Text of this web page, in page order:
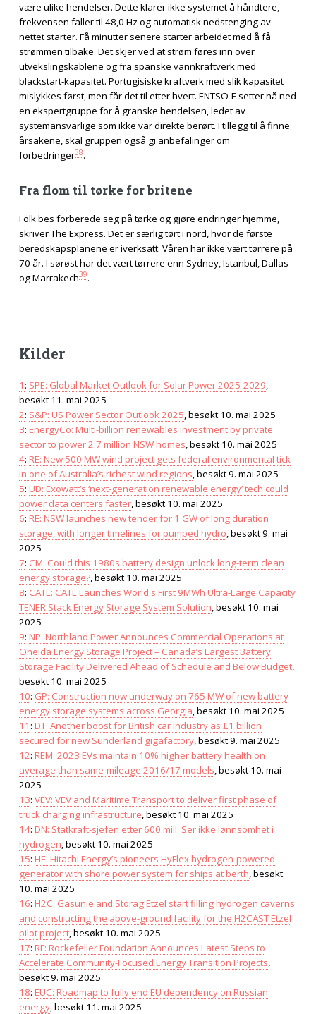
være ulike hendelser. Dette klarer ikke systemet å håndtere,
frekvensen faller til 48,0 Hz og automatisk nedstenging av
nettet starter. Få minutter senere starter arbeidet med å få
strømmen tilbake. Det skjer ved at strøm føres inn over
utvekslingskablene og fra spanske vannkraftverk med
blackstart-kapasitet. Portugisiske kraftverk med slik kapasitet
mislykkes først, men får det til etter hvert. ENTSO-E setter nå ned
en ekspertgruppe for å granske hendelsen, ledet av
systemansvarlige som ikke var direkte berørt. I tillegg til å finne
årsakene, skal gruppen også gi anbefalinger om
forbedringer38.
Fra flom til tørke for britene
Folk bes forberede seg på tørke og gjøre endringer hjemme,
skriver The Express. Det er særlig tørt i nord, hvor de første
beredskapsplanene er iverksatt. Våren har ikke vært tørrere på
70 år. I sørøst har det vært tørrere enn Sydney, Istanbul, Dallas
og Marrakech39.
Kilder
1 : SPE: Global Market Outlook for Solar Power 2025-2029,
besøkt 11. mai 2025
2: S&P: US Power Sector Outlook 2025, besøkt 10. mai 2025
3: EnergyCo: Multi-billion renewables investment by private
sector to power 2.7 million NSW homes, besøkt 10. mai 2025
4: RE: New 500 MW wind project gets federal environmental tick
in one of Australia’s richest wind regions, besøkt 9. mai 2025
5: UD: Exowatt’s ‘next-generation renewable energy’ tech could
power data centers faster, besøkt 10. mai 2025
6: RE: NSW launches new tender for 1 GW of long duration
storage, with longer timelines for pumped hydro, besøkt 9. mai
2025
7: CM: Could this 1980s battery design unlock long-term clean
energy storage?, besøkt 10. mai 2025
8: CATL: CATL Launches World's First 9MWh Ultra-Large Capacity
TENER Stack Energy Storage System Solution, besøkt 10. mai
2025
9: NP: Northland Power Announces Commercial Operations at
Oneida Energy Storage Project – Canada’s Largest Battery
Storage Facility Delivered Ahead of Schedule and Below Budget,
besøkt 10. mai 2025
10: GP: Construction now underway on 765 MW of new battery
energy storage systems across Georgia, besøkt 10. mai 2025
11 : DT: Another boost for British car industry as £1 billion
secured for new Sunderland gigafactory, besøkt 9. mai 2025
12: REM: 2023 EVs maintain 10% higher battery health on
average than same-mileage 2016/17 models, besøkt 10. mai
2025
13: VEV: VEV and Maritime Transport to deliver first phase of
truck charging infrastructure, besøkt 10. mai 2025
14: DN: Statkraft-sjefen etter 600 mill: Ser ikke lønnsomhet i
hydrogen, besøkt 10. mai 2025
15: HE: Hitachi Energy’s pioneers HyFlex hydrogen-powered
generator with shore power system for ships at berth, besøkt
10. mai 2025
16: H2C: Gasunie and Storag Etzel start filling hydrogen caverns
and constructing the above-ground facility for the H2CAST Etzel
pilot project, besøkt 10. mai 2025
17: RF: Rockefeller Foundation Announces Latest Steps to
Accelerate Community-Focused Energy Transition Projects,
besøkt 9. mai 2025
18: EUC: Roadmap to fully end EU dependency on Russian
energy, besøkt 11. mai 2025